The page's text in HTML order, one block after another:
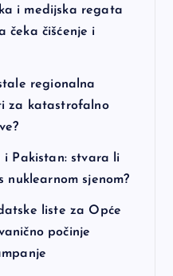
i medijska regata
čeka čišćenje i
regionalna
za katastrofalno
i Pakistan: stvara li
nuklearnom sjenom?
liste za Opće
počinje